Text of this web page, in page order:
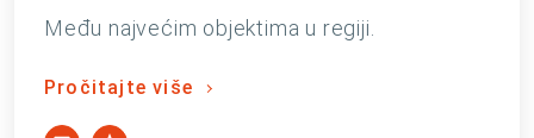
Među najvećim objektima u regiji.
Pročitajte više